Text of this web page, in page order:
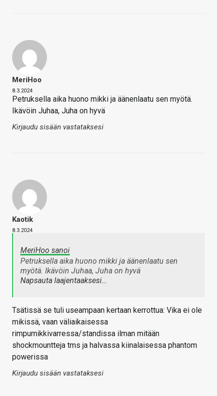
MeriHoo
8.3.2024
Petruksella aika huono mikki ja äänenlaatu sen myötä.
Ikävöin Juhaa, Juha on hyvä
Kirjaudu sisään vastataksesi
Kaotik
8.3.2024
MeriHoo sanoi
Petruksella aika huono mikki ja äänenlaatu sen
myötä. Ikävöin Juhaa, Juha on hyvä
Napsauta laajentaaksesi…
Tsätissä se tuli useampaan kertaan kerrottua: Vika ei ole
mikissä, vaan väliaikaisessa
rimpumikkivarressa/standissa ilman mitään
shockmountteja tms ja halvassa kiinalaisessa phantom
powerissa
Kirjaudu sisään vastataksesi